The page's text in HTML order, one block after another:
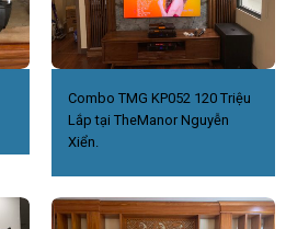
Combo TMG KP052 120 Triệu
Lắp tại TheManor Nguyễn
Xiển.